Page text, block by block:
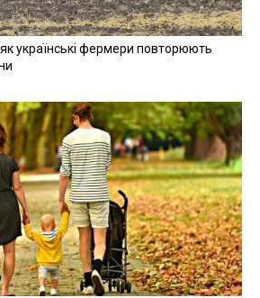
українські фермери повторюють